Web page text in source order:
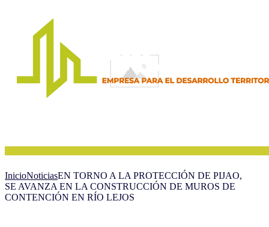
InicioNoticiasEN TORNO A LA PROTECCIÓN DE PIJAO,
SE AVANZA EN LA CONSTRUCCIÓN DE MUROS DE
CONTENCIÓN EN RÍO LEJOS